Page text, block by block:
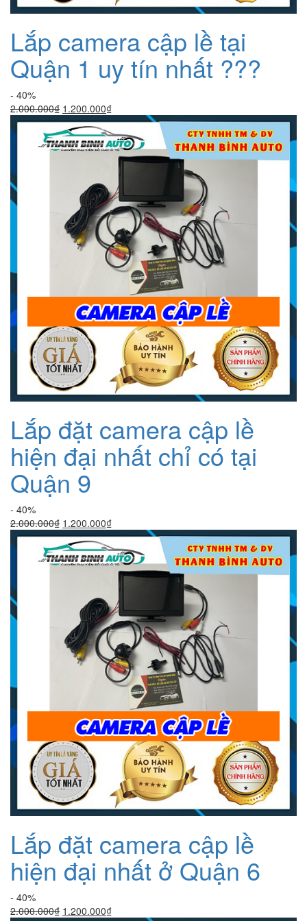
Lắp camera cập lề tại
Quận 1 uy tín nhất ???
- 40%
2.000.000₫ Giá
gốc
là:
2.000.000₫.
1.200.000₫Giá
hiện
tại
là:
1.200.000₫.
Lắp đặt camera cập lề
hiện đại nhất chỉ có tại
Quận 9
- 40%
2.000.000₫ Giá
gốc
là:
2.000.000₫.
1.200.000₫Giá
hiện
tại
là:
1.200.000₫.
Lắp đặt camera cập lề
hiện đại nhất ở Quận 6
- 40%
2.000.000₫ Giá
1.200.000₫Giá